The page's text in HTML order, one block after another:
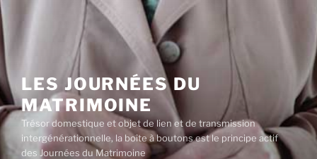
Aller
au
contenu
principal
LES JOURNÉES DU
MATRIMOINE
Trésor domestique et objet de lien et de transmission
intergénérationnelle, la boîte à boutons est le principe actif
des Journées du Matrimoine